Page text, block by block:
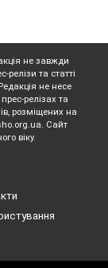
не завжди
релізи та статті
не несе
релізах та
розміщених на
Сайт
віку.